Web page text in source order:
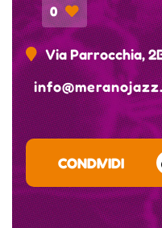
0
Via Parrocchia,
CONDIVIDI